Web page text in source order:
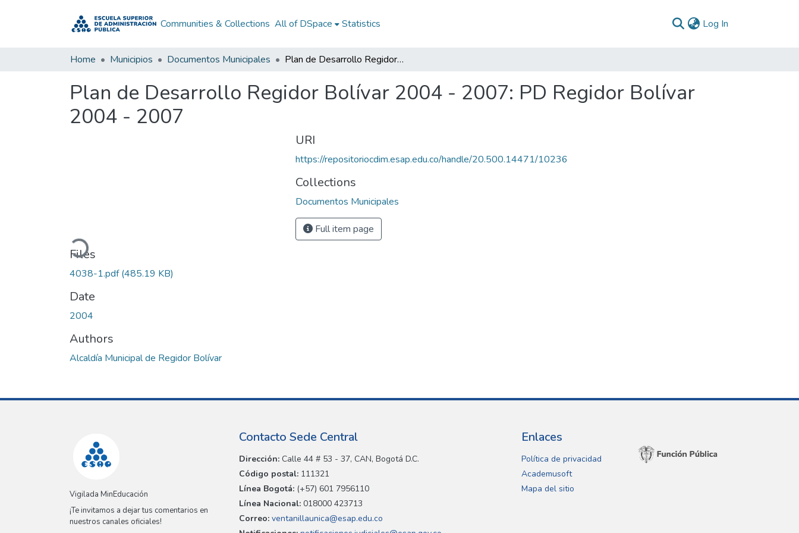
Communities & Collections All of DSpace Statistics Log In
Home Municipios Documentos Municipales Plan de Desarrollo Regidor Bolívar 2004 - 2007: PD Regidor Bolívar 2004 - 2007
Plan de Desarrollo Regidor Bolívar 2004 - 2007: PD Regidor Bolívar
2004 - 2007
Loading...
Files
4038-1.pdf(485.19 KB)
Date
2004
Authors
Alcaldía Municipal de Regidor Bolívar
URI
https://repositoriocdim.esap.edu.co/handle/20.500.14471/10236
Collections
Documentos Municipales
Full item page
Vigilada MinEducación
¡Te invitamos a dejar tus comentarios en
nuestros canales oficiales!
Contacto Sede Central
Dirección: Calle 44 # 53 - 37, CAN, Bogotá D.C.
Código postal: 111321
Línea Bogotá: (+57) 601 7956110
Línea Nacional: 018000 423713
Correo: ventanillaunica@esap.edu.co
Enlaces
Política de privacidad
Academusoft
Mapa del sitio